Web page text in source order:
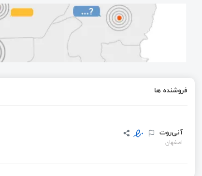
آماده سازی محیط VSCODE برای برنامه نویسی AVR
امبدد لینوکس – کار با crosstool-NG - زنجیره‌ای از ابزارهای لازم برای ساختن همه چیز (بخش نهم)
فروشنده ها
آنی‌روت
اصفهان